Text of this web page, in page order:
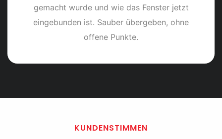
gemacht wurde und wie das Fenster jetzt
eingebunden ist. Sauber übergeben, ohne
offene Punkte.
KUNDENSTIMMEN